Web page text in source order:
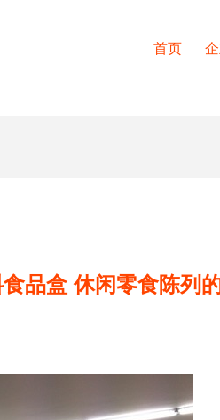
首页
品盒 休闲零食陈列